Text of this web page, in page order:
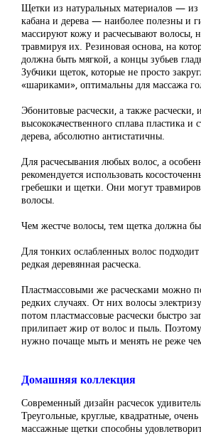
Щетки из натуральных материалов —
кабана и дерева — наиболее полезны и
массируют кожу и расчесывают волосы,
травмируя их. Резиновая основа, на
должна быть мягкой, а концы зубьев
Зубчики щеток, которые не просто
«шариками», оптимальны для массажа
Эбонитовые расчески, а также расчески,
высококачественного сплава пластика и
дерева, абсолютно антистатичны.
Для расчесывания любых волос, а
рекомендуется использовать
гребешки и щетки. Они могут
волосы.
Чем жестче волосы, тем щетка должна
Для тонких ослабленных волос
редкая деревянная расческа.
Пластмассовыми же расческами можно
редких случаях. От них волосы
потом пластмассовые расчески быстро
прилипает жир от волос и пыль. Поэтому
нужно почаще мыть и менять не реже
Домашняя коллекция
Современный дизайн расчесок
Треугольные, круглые, квадратные,
массажные щетки способны